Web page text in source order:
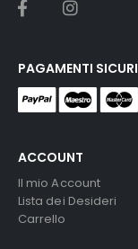
ACCOUNT
Il mio Account
Lista dei Desideri
Carrello
PAGAMENTI SICURI